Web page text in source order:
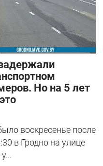
Но на 5 лет
воскресенье после
в Гродно на улице